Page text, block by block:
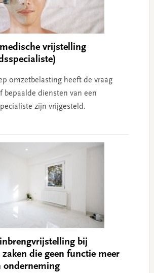
vrijstelling
omzetbelasting heeft de vraag
bepaalde diensten van een
zijn vrijgesteld.
bij
die geen functie meer
onderneming